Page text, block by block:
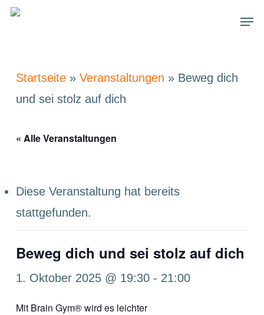
Skip
content
Startseite» Veranstaltungen » Beweg dich
und sei stolz auf dich
« Alle Veranstaltungen
Diese Veranstaltung hat bereits
stattgefunden.
Beweg dich und sei stolz auf dich
1. Oktober 2025 @ 19:30- 21:00
Mit Brain Gym® wird es leichter